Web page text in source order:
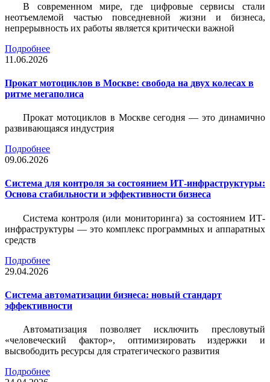
В современном мире, где цифровые сервисы стали
неотъемлемой частью повседневной жизни и бизнеса,
непрерывность их работы является критически важной
Подробнее
11.06.2026
Прокат мотоциклов в Москве: свобода на двух колесах в
ритме мегаполиса
Прокат мотоциклов в Москве сегодня — это динамично
развивающаяся индустрия
Подробнее
09.06.2026
Система для контроля за состоянием ИТ-инфраструктуры:
Основа стабильности и эффективности бизнеса
Система контроля (или мониторинга) за состоянием ИТ-
инфраструктуры — это комплекс программных и аппаратных
средств
Подробнее
29.04.2026
Система автоматизации бизнеса: новый стандарт
эффективности
Автоматизация позволяет исключить пресловутый
«человеческий фактор», оптимизировать издержки и
высвободить ресурсы для стратегического развития
Подробнее